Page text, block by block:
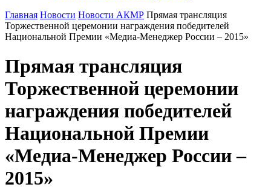
Главная Новости Новости АКМР Прямая трансляция
Торжественной церемонии награждения победителей
Национальной Премии «Медиа-Менеджер России – 2015»
Прямая трансляция
Торжественной церемонии
награждения победителей
Национальной Премии
«Медиа-Менеджер России –
2015»